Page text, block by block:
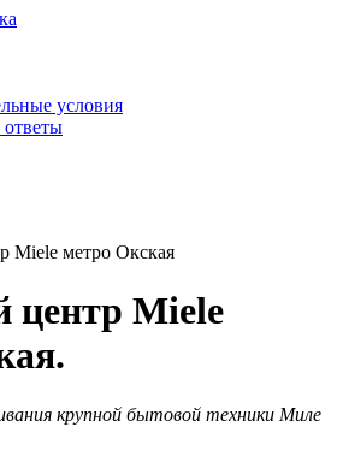
условия
Miele метро Окская
центр Miele
крупной бытовой техники Миле